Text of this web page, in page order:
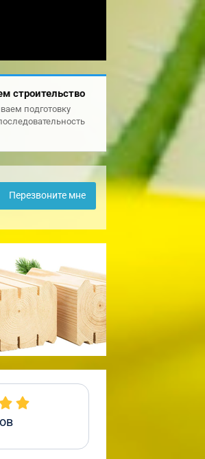
строительство
подготовку
Перезвоните мне